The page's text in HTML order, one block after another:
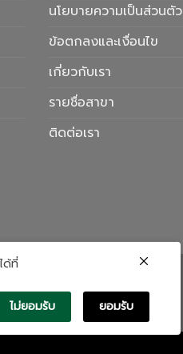
นโยบายความเป็นส่วนตัว
ข้อตกลงและเงื่อนไข
เกี่ยวกับเรา
รายชื่อสาขา
ติดต่อเรา
ด้ที่
ไม่ยอมรับ ยอมรับ